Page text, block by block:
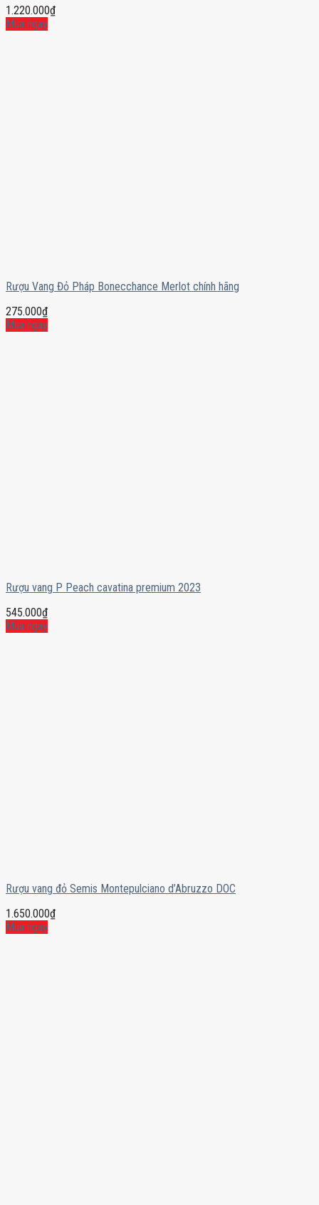
1.220.000₫
Mua ngay
Rượu Vang Đỏ Pháp Bonecchance Merlot chính hãng
275.000₫
Mua ngay
Rượu vang P Peach cavatina premium 2023
545.000₫
Mua ngay
Rượu vang đỏ Semis Montepulciano d’Abruzzo DOC
1.650.000₫
Mua ngay